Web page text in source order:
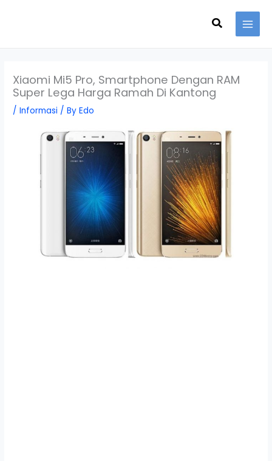
Search
Xiaomi Mi5 Pro, Smartphone Dengan RAM
Super Lega Harga Ramah Di Kantong
/Informasi / ByEdo